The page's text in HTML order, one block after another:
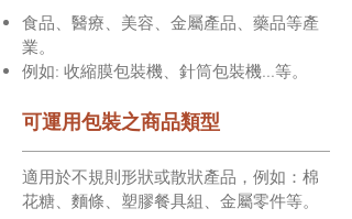
食品、醫療、美容、金屬產品、藥品等產
業。
例如: 收縮膜包裝機、針筒包裝機...等。
可運用包裝之商品類型
適用於不規則形狀或散狀產品，例如：棉
花糖、麵條、塑膠餐具組、金屬零件等。